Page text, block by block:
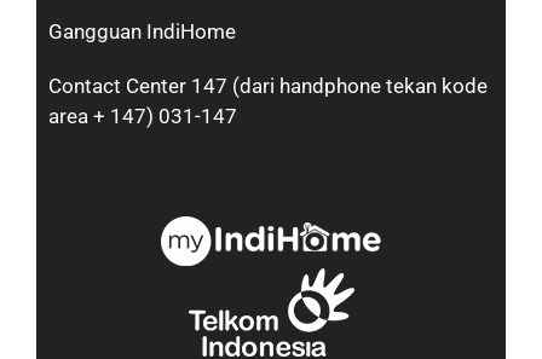
Gangguan IndiHome
Contact Center 147 (dari handphone tekan kode
area + 147) 031-147